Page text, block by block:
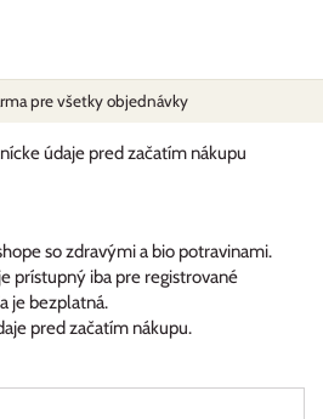
pre všetky objednávky
údaje pred začatím nákupu
so zdravými a bio potravinami.
prístupný iba pre registrované
je bezplatná.
pred začatím nákupu.